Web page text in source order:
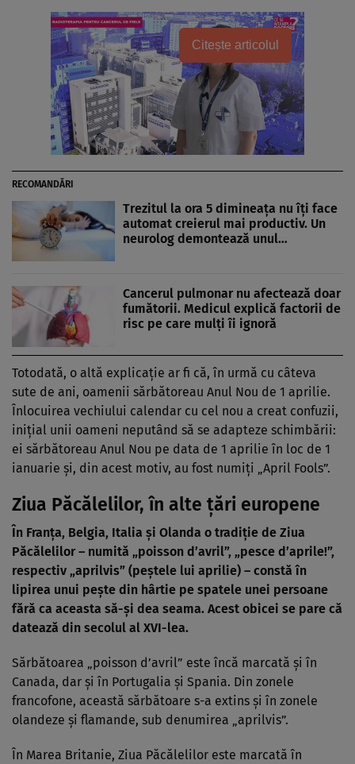
Citește articolul
RECOMANDĂRI
Trezitul la ora 5 dimineața nu îți face
automat creierul mai productiv. Un
neurolog demontează unul…
Cancerul pulmonar nu afectează doar
fumătorii. Medicul explică factorii de
risc pe care mulți îi ignoră
Totodată, o altă explicaţie ar fi că, în urmă cu câteva
sute de ani, oamenii sărbătoreau Anul Nou de 1 aprilie.
Înlocuirea vechiului calendar cu cel nou a creat confuzii,
iniţial unii oameni neputând să se adapteze schimbării:
ei sărbătoreau Anul Nou pe data de 1 aprilie în loc de 1
ianuarie şi, din acest motiv, au fost numiţi „April Fools”.
Ziua Păcălelilor, în alte țări europene
În Franţa, Belgia, Italia şi Olanda o tradiţie de Ziua
Păcălelilor – numită „poisson d’avril”, „pesce d’aprile!”,
respectiv „aprilvis” (peştele lui aprilie) – constă în
lipirea unui peşte din hârtie pe spatele unei persoane
fără ca aceasta să-şi dea seama. Acest obicei se pare că
datează din secolul al XVI-lea.
Sărbătoarea „poisson d’avril” este încă marcată şi în
Canada, dar şi în Portugalia şi Spania. Din zonele
francofone, această sărbătoare s-a extins şi în zonele
olandeze şi flamande, sub denumirea „aprilvis”.
În Marea Britanie, Ziua Păcălelilor este marcată în